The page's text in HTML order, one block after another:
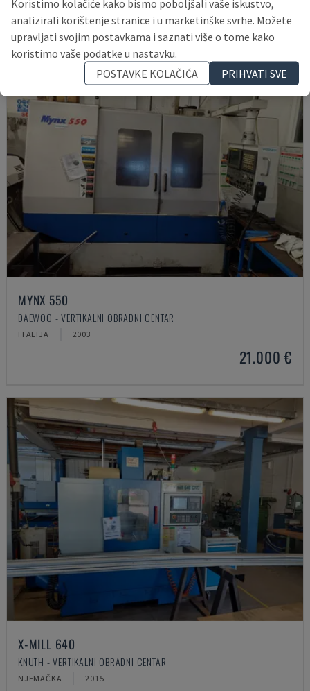
145.000 €
MYNX 550
DAEWOO - VERTIKALNI OBRADNI CENTAR
ITALIJA 2003
21.000 €
X-MILL 640
KNUTH - VERTIKALNI OBRADNI CENTAR
NJEMAČKA 2015
Koristimo kolačiće kako bismo poboljšali vaše iskustvo,
analizirali korištenje stranice i u marketinške svrhe. Možete
upravljati svojim postavkama i saznati više o tome kako
koristimo vaše podatke u nastavku.
POSTAVKE KOLAČIĆA
PRIHVATI SVE